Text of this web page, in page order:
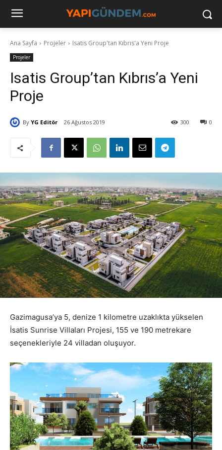
Ana Sayfa Projeler Isatis Group'tan Kıbrıs'a Yeni Proje
Projeler
Isatis Group’tan Kıbrıs’a Yeni
Proje
By YG Editör 26 Ağustos 2019 0
300
Gazimagusa’ya 5, denize 1 kilometre uzaklıkta yükselen
İsatis Sunrise Villaları Projesi, 155 ve 190 metrekare
seçenekleriyle 24 villadan oluşuyor.